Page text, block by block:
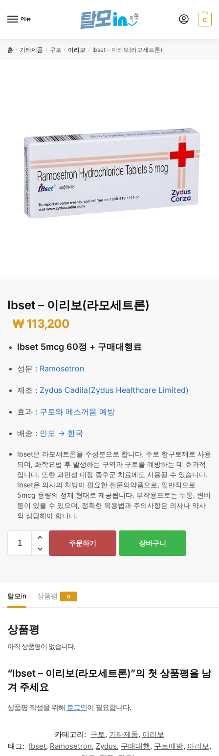
메뉴 0
홈 / 기타제품 / 구토 / 이리보 / Ibset – 이리보(라모세트론)
Ibset – 이리보(라모세트론)
₩113,200
Ibset 5mcg 60정 + 구매대행료
성분 : Ramosetron
제조 : Zydus Cadila(Zydus Healthcare Limited)
효과 : 구토와 메스꺼움 예방
배송 : 인도 → 한국
Ibset은 라모세트론을 주성분으로 합니다. 주로 항구토제로 사용
되며, 화학요법 후 발생하는 구역과 구토를 예방하는 데 효과적
입니다. 또한 과민성 대장 증후군 치료에도 사용될 수 있습니다.
Ibset은 의사의 처방이 필요한 전문의약품으로, 일반적으로
5mcg 용량의 정제 형태로 제공됩니다. 부작용으로는 두통, 변비
등이 있을 수 있으며, 정확한 복용법과 주의사항은 의사나 약사
와 상담해야 합니다.
(라
모
트
론)
수
주문하기 장바구니
탈모in 상품평 0
상품평
아직 상품평이 없습니다.
“Ibset – 이리보(라모세트론)”의 첫 상품평을 남
겨 주세요
상품평 작성을 위해 로그인이 필요합니다.
카테고리: 구토, 기타제품, 이리보
태그: Ibset, Ramosetron, Zydus, 구매대행, 구토예방, 아리보,